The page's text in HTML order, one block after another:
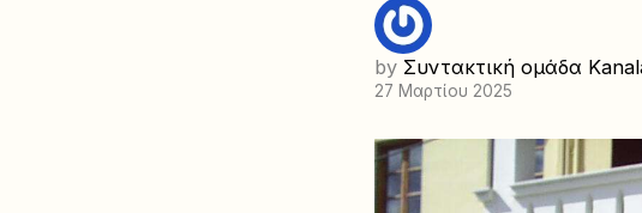
by Συντακτική ομάδα
27 Μαρτίου 2025